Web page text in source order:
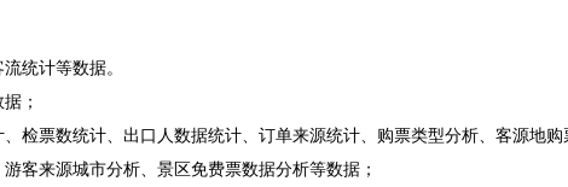
统计等数据。
；
检票数统计、出口人数据统计、订单来源统计、购票类型分析、客源地购
客来源城市分析、景区免费票数据分析等数据；